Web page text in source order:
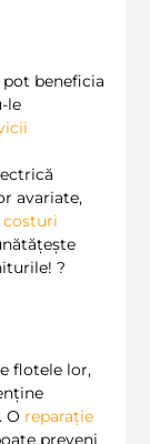
beneficia
le
avariate,
costuri
?
flotele lor,
O reparație
preveni